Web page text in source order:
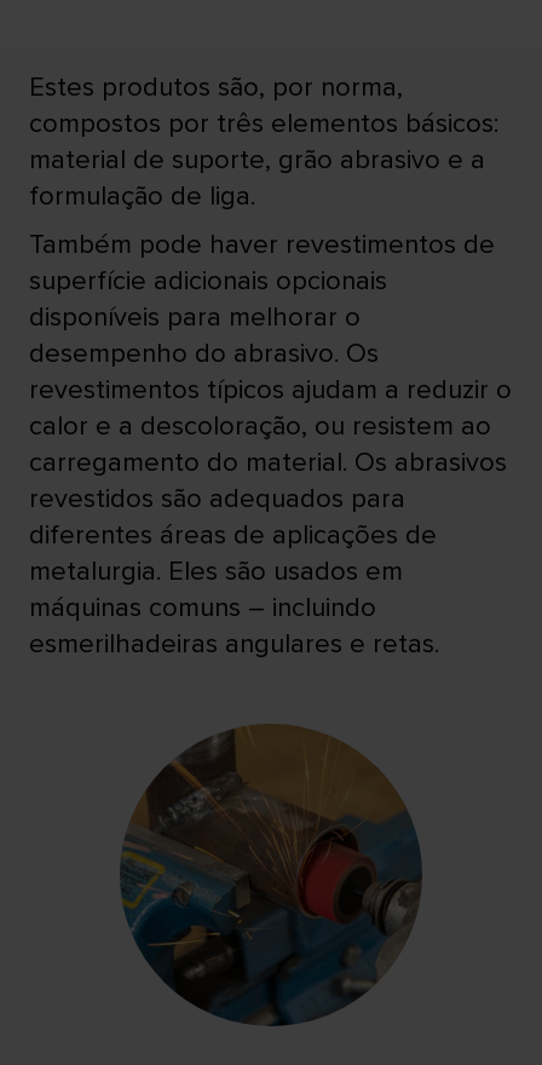
Estes produtos são, por norma,
compostos por três elementos básicos:
material de suporte, grão abrasivo e a
formulação de liga.
Também pode haver revestimentos de
superfície adicionais opcionais
disponíveis para melhorar o
desempenho do abrasivo. Os
revestimentos típicos ajudam a reduzir o
calor e a descoloração, ou resistem ao
carregamento do material. Os abrasivos
revestidos são adequados para
diferentes áreas de aplicações de
metalurgia. Eles são usados em
máquinas comuns – incluindo
esmerilhadeiras angulares e retas.